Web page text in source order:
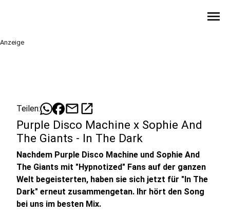
menu
Anzeige
Teilen: mailopen_in_new
Purple Disco Machine x Sophie And
The Giants - In The Dark
Nachdem Purple Disco Machine und Sophie And
The Giants mit "Hypnotized" Fans auf der ganzen
Welt begeisterten, haben sie sich jetzt für "In The
Dark" erneut zusammengetan. Ihr hört den Song
bei uns im besten Mix.